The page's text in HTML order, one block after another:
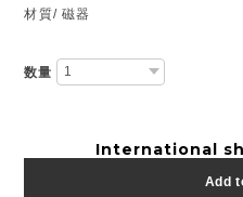
材質/ 磁器
数量
International
Add